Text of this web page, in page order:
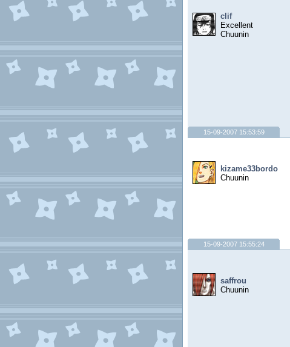
clif
Excellent
Chuunin
15-09-2007 15:53:59
kizame33bordo
Chuunin
15-09-2007 15:55:24
saffrou
Chuunin